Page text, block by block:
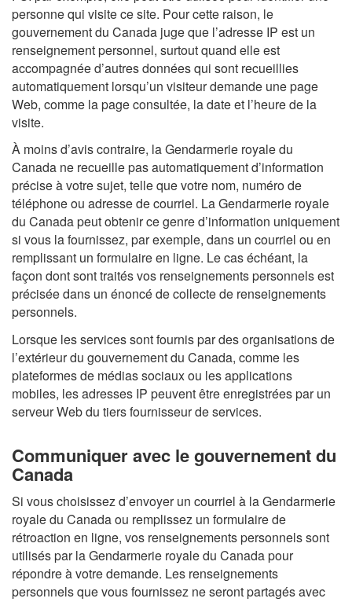
personne qui visite ce site. Pour cette raison, le
gouvernement du Canada juge que l’adresse IP est un
renseignement personnel, surtout quand elle est
accompagnée d’autres données qui sont recueillies
automatiquement lorsqu’un visiteur demande une page
Web, comme la page consultée, la date et l’heure de la
visite.
À moins d’avis contraire, la Gendarmerie royale du
Canada ne recueille pas automatiquement d’information
précise à votre sujet, telle que votre nom, numéro de
téléphone ou adresse de courriel. La Gendarmerie royale
du Canada peut obtenir ce genre d’information uniquement
si vous la fournissez, par exemple, dans un courriel ou en
remplissant un formulaire en ligne. Le cas échéant, la
façon dont sont traités vos renseignements personnels est
précisée dans un énoncé de collecte de renseignements
personnels.
Lorsque les services sont fournis par des organisations de
l’extérieur du gouvernement du Canada, comme les
plateformes de médias sociaux ou les applications
mobiles, les adresses IP peuvent être enregistrées par un
serveur Web du tiers fournisseur de services.
Communiquer avec le gouvernement du
Canada
Si vous choisissez d’envoyer un courriel à la Gendarmerie
royale du Canada ou remplissez un formulaire de
rétroaction en ligne, vos renseignements personnels sont
utilisés par la Gendarmerie royale du Canada pour
répondre à votre demande. Les renseignements
personnels que vous fournissez ne seront partagés avec